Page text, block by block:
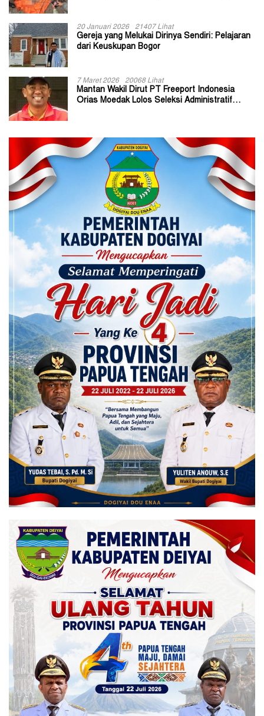
20 Januari 2026 21407 Lihat
Gereja yang Melukai Dirinya Sendiri: Pelajaran
dari Keuskupan Bogor
7 Maret 2026 20068 Lihat
Mantan Wakil Dirut PT Freeport Indonesia
Orias Moedak Lolos Seleksi Administratif